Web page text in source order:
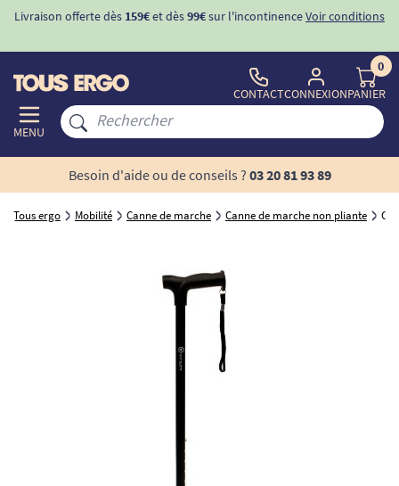
l'incontinenceVoir conditions -10%avec le code "BIENVENUE"
MENU
CONTACTCONNEXION
0
PANIER
Besoin d'aide ou de conseils ? 03 20 81 93 89
Tous ergo Mobilité Canne de marche Canne de marche non pliante